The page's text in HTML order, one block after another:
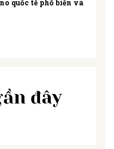
quốc tế phổ biến và
đây